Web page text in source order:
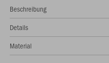
Beschreibung
Details
Material